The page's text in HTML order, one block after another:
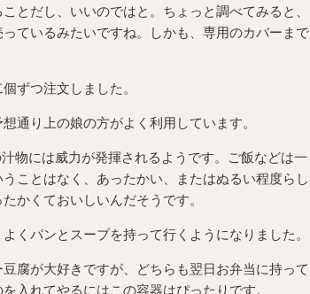
とだし、いいのではと。ちょっと調べてみると、
ているみたいですね。しかも、専用のカバーまで
ずつ注文しました。
通り上の娘の方がよく利用しています。
物には威力が発揮されるようです。ご飯などは一
ことはなく、あったかい、またはぬるい程度らし
かくておいしいんだそうです。
くパンとスープを持って行くようになりました。
腐が大好きですが、どちらも翌日お弁当に持って
入れてやるにはこの容器はぴったりです。